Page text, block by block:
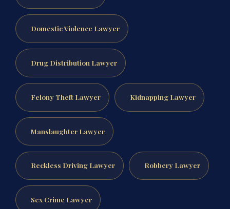
Domestic Violence Lawyer
Drug Distribution Lawyer
Felony Theft Lawyer Kidnapping Lawyer
Manslaughter Lawyer
Reckless Driving Lawyer Robbery Lawyer
Sex Crime Lawyer